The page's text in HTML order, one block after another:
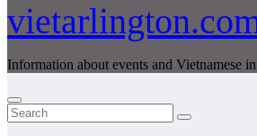
Information about events and Vietnamese